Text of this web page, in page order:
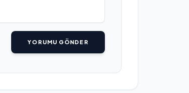
YORUMU GÖNDER